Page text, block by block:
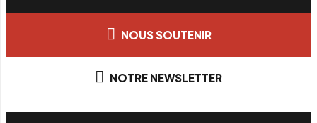
NOUS SOUTENIR
NOTRE NEWSLETTER